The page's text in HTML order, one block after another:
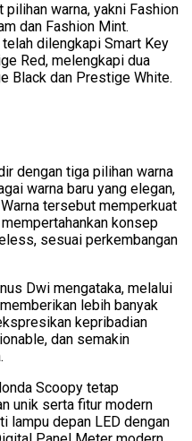
pilihan warna, yakni Fashion
dan Fashion Mint.
dilengkapi Smart Key
Red, melengkapi dua
Black dan Prestige White.
dengan tiga pilihan warna
warna baru yang elegan,
tersebut memperkuat
konsep
sesuai perkembangan
Dwi mengataka, melalui
lebih banyak
kepribadian
dan semakin
Scoopy tetap
unik serta fitur modern
lampu depan LED dengan